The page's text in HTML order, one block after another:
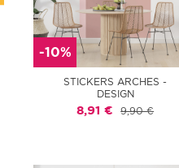
-10%
STICKERS ARCHES -
DESIGN
8,91 € 9,90 €